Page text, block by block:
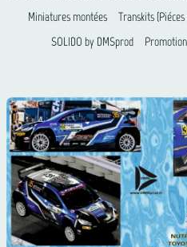
Miniatures montées
Transkits
SOLIDO by DMSprod